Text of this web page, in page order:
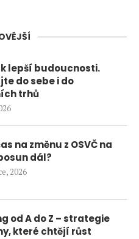
k lepší budoucnosti.
do sebe i do
trhů
na změnu z OSVČ na
dál?
2026
od A do Z – strategie
které chtějí růst